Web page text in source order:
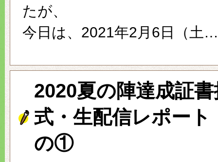
たが、
今日は、2021年2月6日（土…
2020夏の陣達成証
式・生配信レポー
の①